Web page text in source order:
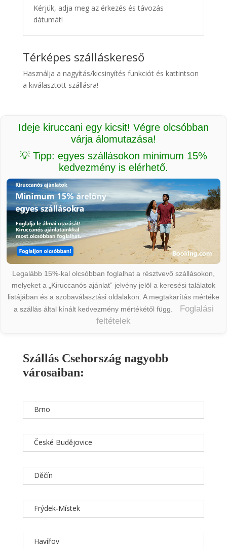
Kérjük, adja meg az érkezés és távozás
dátumát!
Térképes szálláskereső
Használja a nagyítás/kicsinyítés funkciót és kattintson
a kiválasztott szállásra!
Ideje kiruccani egy kicsit! Végre olcsóbban
várja álomutazása!
💡 Tipp: egyes szállásokon minimum 15%
kedvezmény is elérhető.
Legalább 15%-kal olcsóbban foglalhat a résztvevő szállásokon,
melyeket a „Kiruccanós ajánlat” jelvény jelöl a keresési találatok
listájában és a szobaválasztási oldalakon. A megtakarítás mértéke
a szállás által kínált kedvezmény mértékétől függ.
Foglalási
feltételek
Szállás Csehország nagyobb
városaiban:
Brno
České Budějovice
Děčín
Frýdek-Místek
Havířov